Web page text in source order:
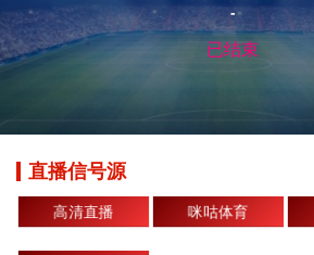
-
已结束
直播信号源
高清直播 咪咕体育